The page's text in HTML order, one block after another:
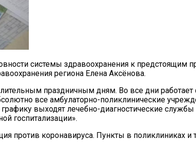
системы здравоохранения к предстоящим
региона Елена Аксёнова.
праздничным дням. Во все дни
все амбулаторно-поликлинические
выходят лечебно-диагностические
госпитализации».
против коронавируса. Пункты в поликлиниках